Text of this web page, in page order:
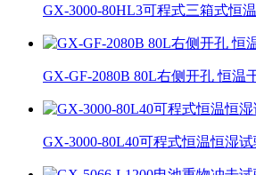
GX-3000-80HL3可程式三箱式恒
GX-GF-2080B 80L右侧开孔 恒温
GX-3000-80L40可程式恒温恒湿试